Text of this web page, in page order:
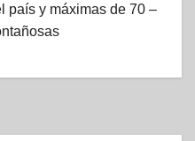
país y máximas de 70 –